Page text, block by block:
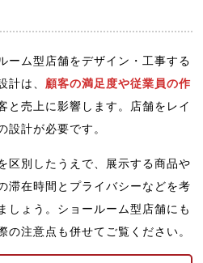
ーム型店舗をデザイン・工事する
計は、 顧客の満足度や従業員の作
と売上に影響します。店舗をレイ
設計が必要です。
区別したうえで、展示する商品や
滞在時間とプライバシーなどを考
しょう。ショールーム型店舗にも
の注意点も併せてご覧ください。